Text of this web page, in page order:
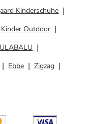
Kinderschuhe
Outdoor
Ebbe
Zigzag